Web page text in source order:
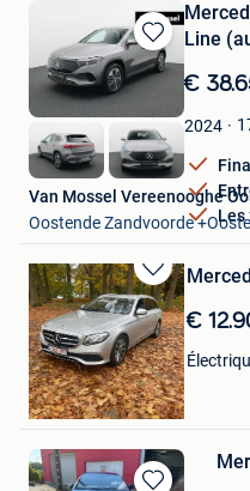
Sauvegarder
dans
Mes
Favoris
Line
€
2024
Les
Van Mossel Vereenooghe
Oostende Zandvoorde
Sauvegarder
dans
Mes
Favoris
€
2dehands
Hasselt